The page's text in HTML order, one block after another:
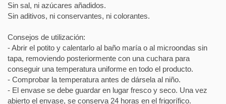
Sin sal, ni azúcares añadidos.
Sin aditivos, ni conservantes, ni colorantes.
Consejos de utilización:
- Abrir el potito y calentarlo al baño maría o al microondas sin
tapa, removiendo posteriormente con una cuchara para
conseguir una temperatura uniforme en todo el producto.
- Comprobar la temperatura antes de dársela al niño.
- El envase se debe guardar en lugar fresco y seco. Una vez
abierto el envase, se conserva 24 horas en el frigorífico.